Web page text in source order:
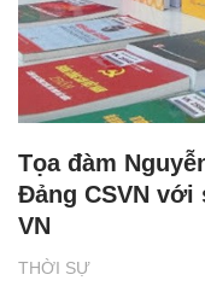
THỜI SỰ
Tọa đàm
Đảng CSVN với
VN